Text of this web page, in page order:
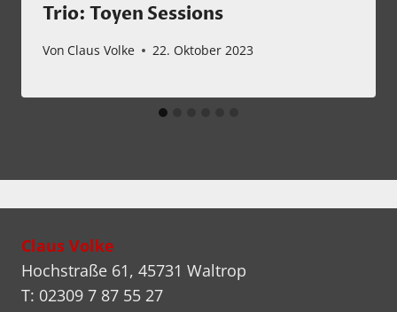
Trio: Toyen Sessions
Von Claus Volke 22. Oktober 2023
Claus Volke
Hochstraße 61, 45731 Waltrop
T: 02309 7 87 55 27